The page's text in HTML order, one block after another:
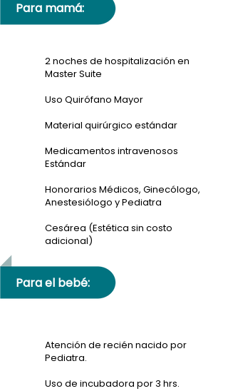
Para mamá:
2 noches de hospitalización en
Master Suite
Uso Quirófano Mayor
Material quirúrgico estándar
Medicamentos intravenosos
Estándar
Honorarios Médicos, Ginecólogo,
Anestesiólogo y Pediatra
Cesárea (Estética sin costo
adicional)
Para el bebé:
Atención de recién nacido por
Pediatra.
Uso de incubadora por 3 hrs.